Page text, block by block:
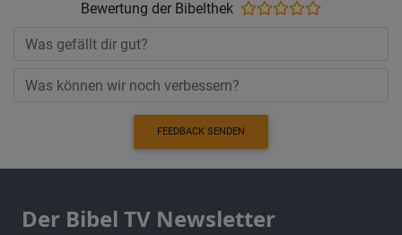
Bewertung der Bibelthek
FEEDBACK SENDEN
Der Bibel TV Newsletter